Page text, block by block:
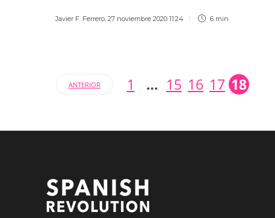
Javier F. Ferrero 27 noviembre 2020 11:24 6 min
ANTERIOR 1 … 15 16 17 18